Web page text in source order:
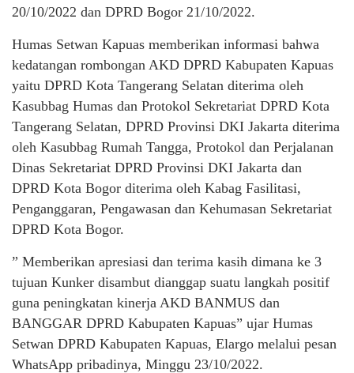
20/10/2022 dan DPRD Bogor 21/10/2022.
Humas Setwan Kapuas memberikan informasi bahwa
kedatangan rombongan AKD DPRD Kabupaten Kapuas
yaitu DPRD Kota Tangerang Selatan diterima oleh
Kasubbag Humas dan Protokol Sekretariat DPRD Kota
Tangerang Selatan, DPRD Provinsi DKI Jakarta diterima
oleh Kasubbag Rumah Tangga, Protokol dan Perjalanan
Dinas Sekretariat DPRD Provinsi DKI Jakarta dan
DPRD Kota Bogor diterima oleh Kabag Fasilitasi,
Penganggaran, Pengawasan dan Kehumasan Sekretariat
DPRD Kota Bogor.
” Memberikan apresiasi dan terima kasih dimana ke 3
tujuan Kunker disambut dianggap suatu langkah positif
guna peningkatan kinerja AKD BANMUS dan
BANGGAR DPRD Kabupaten Kapuas” ujar Humas
Setwan DPRD Kabupaten Kapuas, Elargo melalui pesan
WhatsApp pribadinya, Minggu 23/10/2022.